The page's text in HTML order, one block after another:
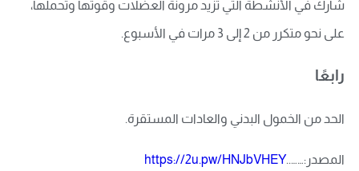
شارك في الأنشطة التي تزيد مرونة العضلات وقوتها وتحملها،
على نحو متكرر من 2 إلى 3 مرات في الأسبوع.
رابعًا
الحد من الخمول البدني والعادات المستقرة.
المصدر:……..https://2u.pw/HNJbVHEY